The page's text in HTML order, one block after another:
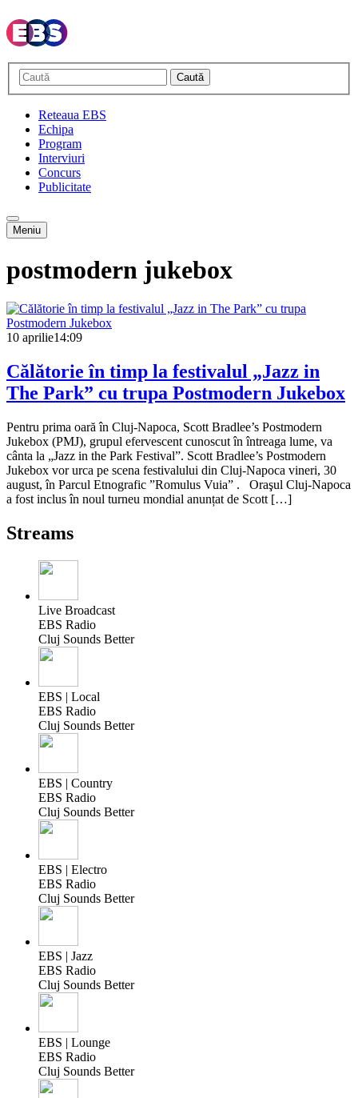
Caută
Reteaua EBS
Echipa
Program
Interviuri
Concurs
Publicitate
Meniu
postmodern jukebox
10 aprilie14:09
Călătorie în timp la festivalul „Jazz in
The Park” cu trupa Postmodern Jukebox
Pentru prima oară în Cluj-Napoca, Scott Bradlee’s Postmodern
Jukebox (PMJ), grupul efervescent cunoscut în întreaga lume, va
cânta la „Jazz in the Park Festival”. Scott Bradlee’s Postmodern
Jukebox vor urca pe scena festivalului din Cluj-Napoca vineri, 30
august, în Parcul Etnografic ”Romulus Vuia” . Oraşul Cluj-Napoca
a fost inclus în noul turneu mondial anunțat de Scott […]
Streams
Live Broadcast
EBS Radio
Cluj Sounds Better
EBS | Local
EBS Radio
Cluj Sounds Better
EBS | Country
EBS Radio
Cluj Sounds Better
EBS | Electro
EBS Radio
Cluj Sounds Better
EBS | Jazz
EBS Radio
Cluj Sounds Better
EBS | Lounge
EBS Radio
Cluj Sounds Better